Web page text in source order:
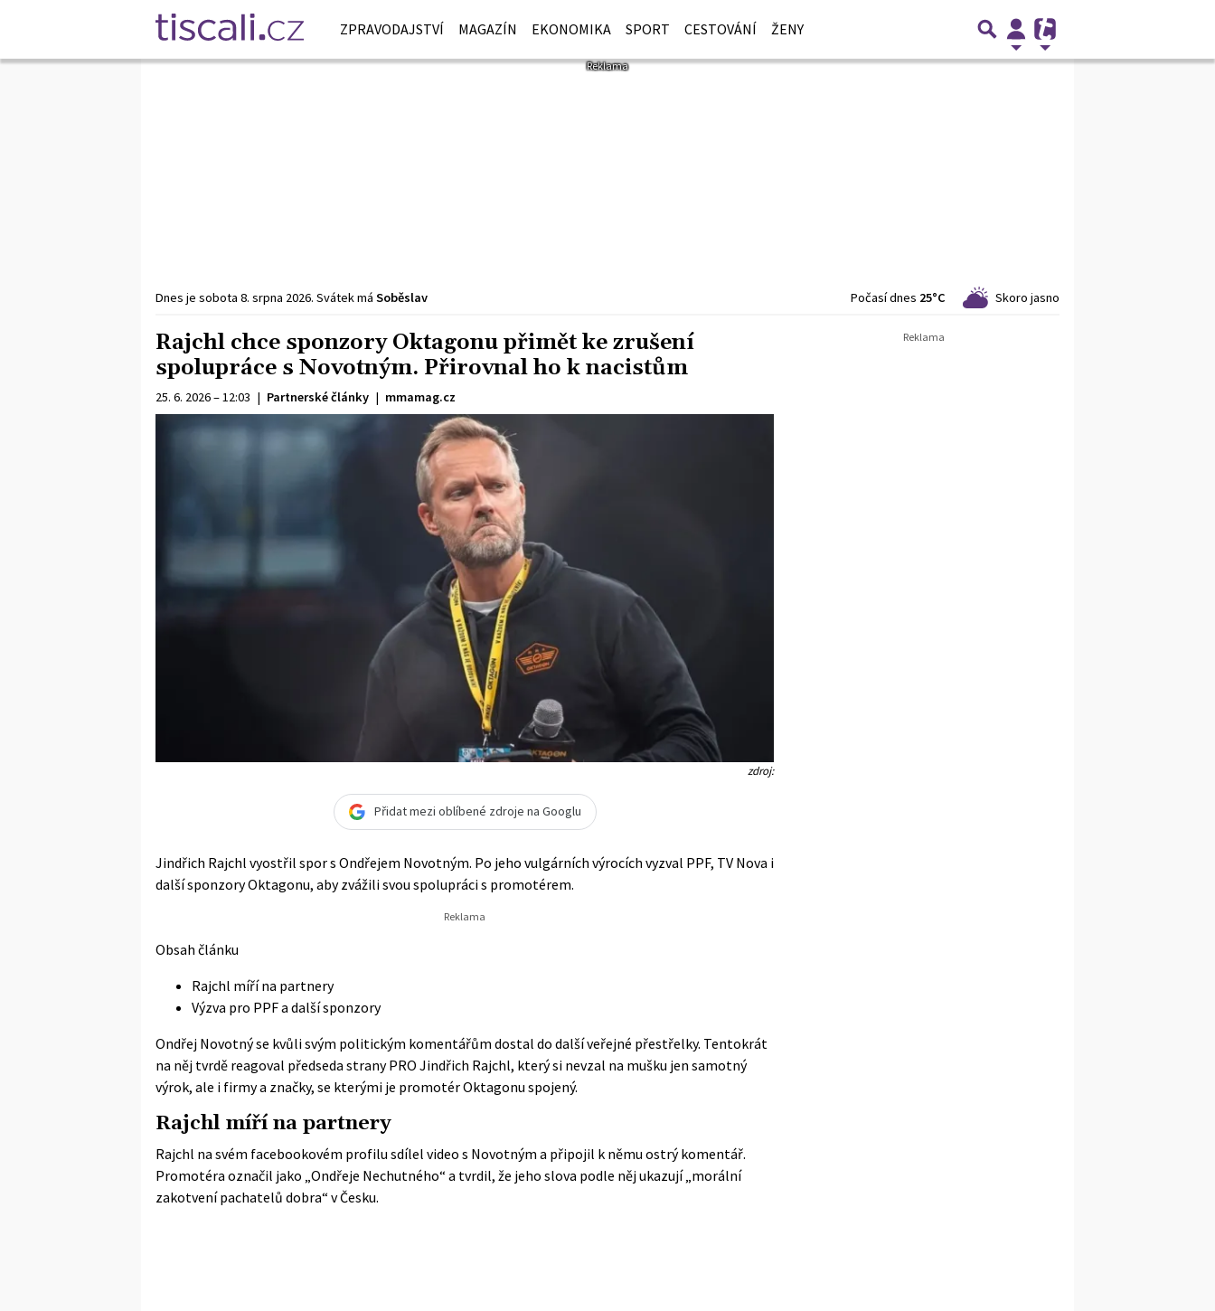
ZPRAVODAJSTVÍ MAGAZÍN EKONOMIKA SPORT CESTOVÁNÍ ŽENY
Dnes je sobota 8. srpna 2026. Svátek má Soběslav Počasí dnes 25°C Skoro jasno
Rajchl chce sponzory Oktagonu přimět ke zrušení
spolupráce s Novotným. Přirovnal ho k nacistům
25. 6. 2026 – 12:03 | Partnerské články | mmamag.cz
zdroj:
Přidat mezi oblíbené zdroje na Googlu
Jindřich Rajchl vyostřil spor s Ondřejem Novotným. Po jeho vulgárních výrocích vyzval PPF, TV Nova i
další sponzory Oktagonu, aby zvážili svou spolupráci s promotérem.
Obsah článku
Rajchl míří na partnery
Výzva pro PPF a další sponzory
Ondřej Novotný se kvůli svým politickým komentářům dostal do další veřejné přestřelky. Tentokrát
na něj tvrdě reagoval předseda strany PRO Jindřich Rajchl, který si nevzal na mušku jen samotný
výrok, ale i firmy a značky, se kterými je promotér Oktagonu spojený.
Rajchl míří na partnery
Rajchl na svém facebookovém profilu sdílel video s Novotným a připojil k němu ostrý komentář.
Promotéra označil jako „Ondřeje Nechutného“ a tvrdil, že jeho slova podle něj ukazují „morální
zakotvení pachatelů dobra“ v Česku.